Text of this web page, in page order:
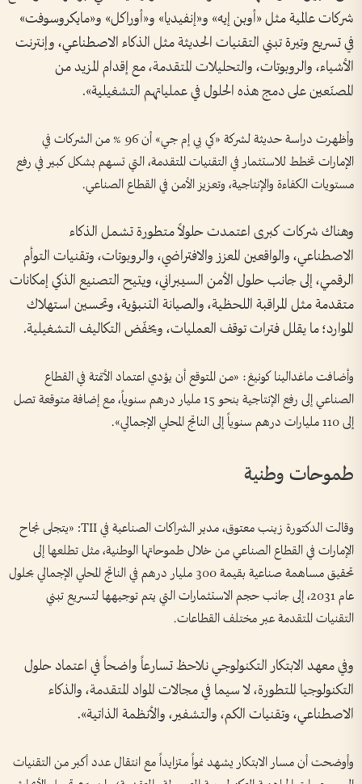
شركات عالمية مثل «أوبن إيه» و«إنفيديا» و«أوراكل» و«مايكروسوفت»
في تسريع وتيرة تبني التقنيات الحديثة مثل الذكاء الاصطناعي، وإنترنت
الأشياء، والروبوتات، والتحليلات المتقدمة، مع إقدام المزيد من
المصنّعين على دمج هذه الحلول في عملياتهم التشغيلية».
وأظهرت دراسة حديثة لشركة «كي بي إم جي» أن 96 % من الشركات في
الإمارات تخطط للاستثمار في التقنيات المتقدمة، التي تسهم بشكل كبير في رفع
مستويات الكفاءة والإنتاجية، وتعزيز الأمن في القطاع الصناعي.
وهناك شركات كبرى اعتمدت حلولاً متطورة تشمل الذكاء
الاصطناعي، والواقعين المعزز والافتراضي، والروبوتات، وتقنيات التوأم
الرقمي، إلى جانب حلول الأمن السيبراني، ويتيح التصنيع الذكي إمكانات
متقدمة مثل المراقبة اللحظية، والصيانة التنبؤية، وتحسين استهلاك
الموارد؛ ما يقلل فترات توقف العمليات، ويخفّض التكاليف التشغيلية.
وأضافت ماغدالينا كونيغ: «من المتوقع أن يؤدي اعتماد الأتمتة في القطاع
الصناعي إلى رفع الإنتاجية بنحو 15 مليار درهم سنوياً، مع إضافة متوقعة تصل
إلى 110 مليارات درهم سنوياً إلى الناتج المحلي الإجمالي».
طموحات وطنية
وقالت الدكتورة زينب معتوق، مدير الشراكات الصناعية في TII: «يتجلى نجاح
الإمارات في القطاع الصناعي من خلال طموحاتها الوطنية، مثل تطلعها إلى
تحقيق مساهمة صناعية بقيمة 300 مليار درهم في الناتج المحلي الإجمالي بحلول
عام 2031، إلى جانب حجم الاستثمارات التي يتم توجيهها لتسريع تبني
التقنيات المتقدمة عبر مختلف القطاعات.
وفي معهد الابتكار التكنولوجي نلاحظ تسارعاً واضحاً في اعتماد حلول
التكنولوجيا المتطورة، لا سيما في مجالات المواد المتقدمة، والذكاء
الاصطناعي، وتقنيات الكم، والتشفير، والأنظمة الذاتية».
وأوضحت أن مسار الابتكار يشهد نمواً متزايداً مع انتقال عدد أكبر من التقنيات